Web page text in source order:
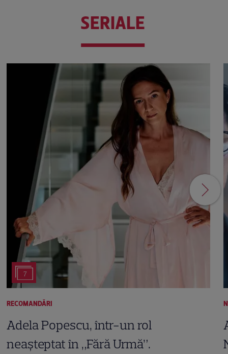
SERIALE
7
RECOMANDĂRI
Adela Popescu, într-un rol
neașteptat în „Fără Urmă”.